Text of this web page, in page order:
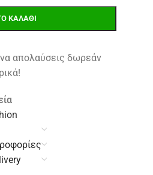
ΚΑΛΆΘΙ
απολαύσεις δωρεάν